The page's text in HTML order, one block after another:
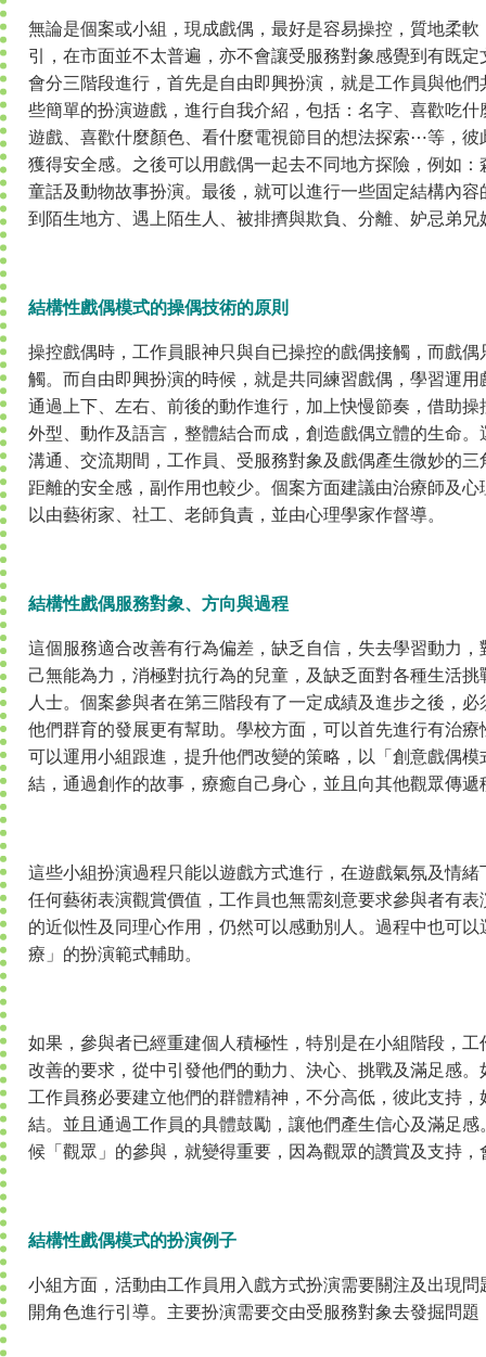
無論是個案或小組，現成戲偶，最好是容易操控，質地柔
引，在市面並不太普遍，亦不會讓受服務對象感覺到有既
會分三階段進行，首先是自由即興扮演，就是工作員與他
些簡單的扮演遊戲，進行自我介紹，包括：名字、喜歡吃
遊戲、喜歡什麼顏色、看什麼電視節目的想法探索⋯等，彼
獲得安全感。之後可以用戲偶一起去不同地方探險，例如
童話及動物故事扮演。最後，就可以進行一些固定結構內
到陌生地方、遇上陌生人、被排擠與欺負、分離、妒忌弟
結構性戲偶模式的操偶技術的原則
操控戲偶時，工作員眼神只與自已操控的戲偶接觸，而戲
觸。而自由即興扮演的時候，就是共同練習戲偶，學習運
通過上下、左右、前後的動作進行，加上快慢節奏，借助
外型、動作及語言，整體結合而成，創造戲偶立體的生命
溝通、交流期間，工作員、受服務對象及戲偶產生微妙的
距離的安全感，副作用也較少。個案方面建議由治療師及
以由藝術家、社工、老師負責，並由心理學家作督導。
結構性戲偶服務對象、方向與過程
這個服務適合改善有行為偏差，缺乏自信，失去學習動力
己無能為力，消極對抗行為的兒童，及缺乏面對各種生活
人士。個案參與者在第三階段有了一定成績及進步之後，
他們群育的發展更有幫助。學校方面，可以首先進行有治
可以運用小組跟進，提升他們改變的策略，以「創意戲偶
結，通過創作的故事，療癒自己身心，並且向其他觀眾傳遞
這些小組扮演過程只能以遊戲方式進行，在遊戲氣氛及情
任何藝術表演觀賞價值，工作員也無需刻意要求參與者有
的近似性及同理心作用，仍然可以感動別人。過程中也可
療」的扮演範式輔助。
如果，參與者已經重建個人積極性，特別是在小組階段，
改善的要求，從中引發他們的動力、決心、挑戰及滿足感
工作員務必要建立他們的群體精神，不分高低，彼此支持
結。並且通過工作員的具體鼓勵，讓他們產生信心及滿足
候「觀眾」的參與，就變得重要，因為觀眾的讚賞及支持
結構性戲偶模式的扮演例子
小組方面，活動由工作員用入戲方式扮演需要關注及出現
開角色進行引導。主要扮演需要交由受服務對象去發掘問